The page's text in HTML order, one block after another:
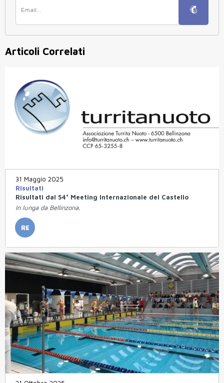
Articoli Correlati
31 Maggio 2025
Risultati
Risultati dal 54° Meeting Internazionale del Castello
In lunga da Bellinzona.
RE